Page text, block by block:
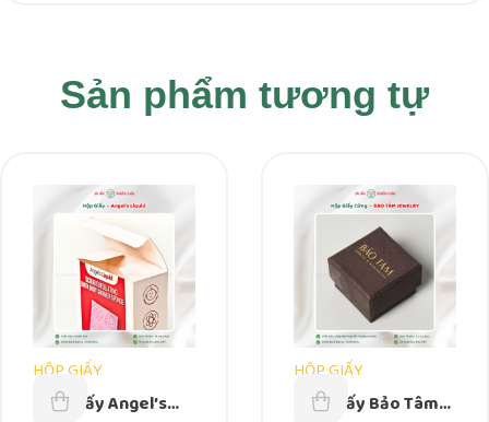
Sản phẩm tương tự
HỘP GIẤY
Hộp Giấy Angel’s
HỘP GIẤY
Hộp Giấy Bảo Tâm